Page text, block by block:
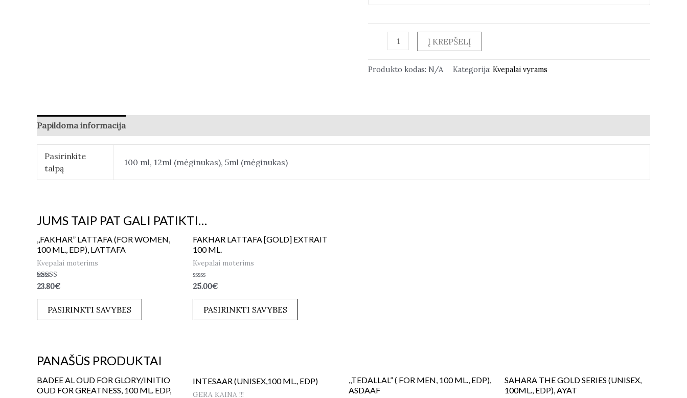
Į KREPŠELĮ
Produkto kodas: N/A Kategorija: Kvepalai vyrams
Papildoma informacija
Pasirinkite
talpą
100 ml, 12ml (mėginukas), 5ml (mėginukas)
JUMS TAIP PAT GALI PATIKTI…
,,FAKHAR” LATTAFA (FOR WOMEN,
100 ML., EDP), LATTAFA
Kvepalai moterims
Įvertinimas:
5.00
iš 5
23.80€
PASIRINKTI SAVYBES
FAKHAR LATTAFA [GOLD] EXTRAIT
100 ML.
Kvepalai moterims
Įvertinimas:
0
iš
25.00€
PASIRINKTI SAVYBES
PANAŠŪS PRODUKTAI
BADEE AL OUD FOR GLORY/INITIO
OUD FOR GREATNESS, 100 ML. EDP,
INTESAAR (UNISEX,100 ML., EDP)
GERA KAINA !!!
,,TEDALLAL” ( FOR MEN, 100 ML., EDP),
ASDAAF
SAHARA THE GOLD SERIES (UNISEX,
100ML., EDP), AYAT